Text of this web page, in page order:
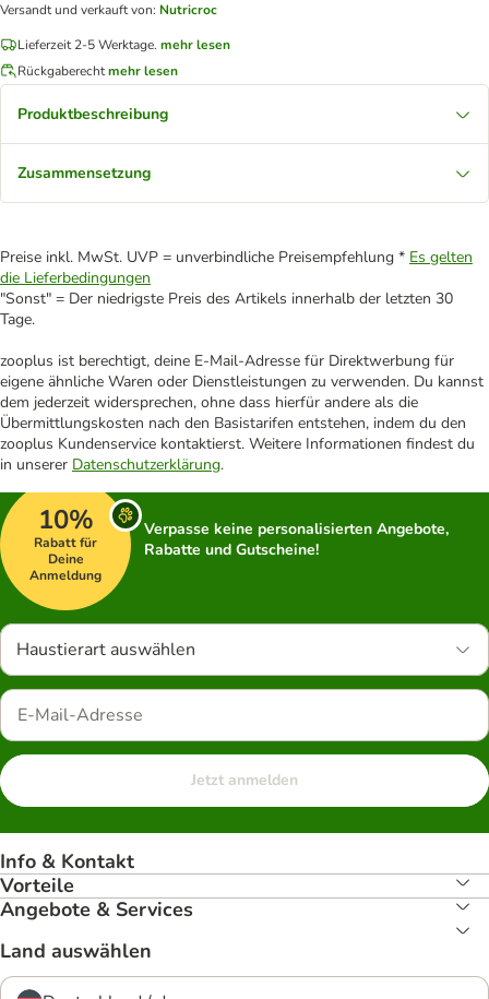
Versandt und verkauft von: Nutricroc
Lieferzeit 2-5 Werktage. mehr lesen
Rückgaberechtmehr lesen
Produktbeschreibung
Zusammensetzung
Preise inkl. MwSt. UVP = unverbindliche Preisempfehlung * Es gelten
die Lieferbedingungen
"Sonst" = Der niedrigste Preis des Artikels innerhalb der letzten 30
Tage.
zooplus ist berechtigt, deine E-Mail-Adresse für Direktwerbung für
eigene ähnliche Waren oder Dienstleistungen zu verwenden. Du kannst
dem jederzeit widersprechen, ohne dass hierfür andere als die
Übermittlungskosten nach den Basistarifen entstehen, indem du den
zooplus Kundenservice kontaktierst. Weitere Informationen findest du
in unserer Datenschutzerklärung.
10%
Rabatt für
Deine
Anmeldung
Verpasse keine personalisierten Angebote,
Rabatte und Gutscheine!
Haustierart auswählen
Jetzt anmelden
Info & Kontakt
Vorteile
Angebote & Services
Land auswählen